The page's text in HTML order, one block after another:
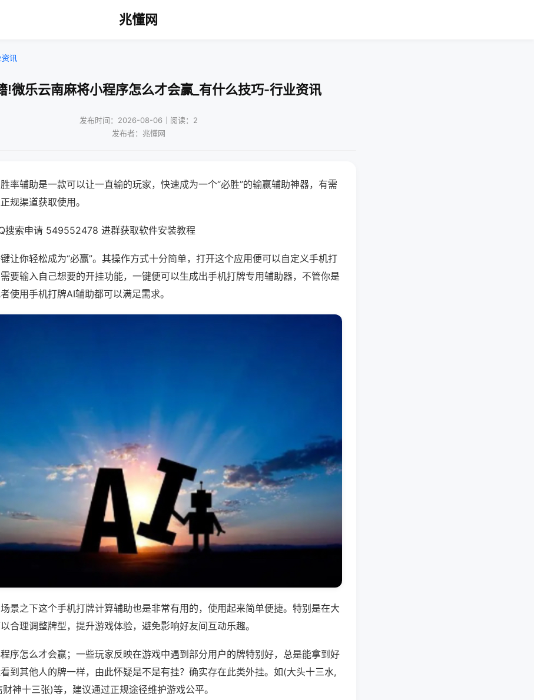
兆懂网
讯
!微乐云南麻将小程序怎么才会赢_有什么技巧-行业资讯
发布时间：2026-08-06｜阅读：2
发布者：兆懂网
率辅助是一款可以让一直输的玩家，快速成为一个“必胜”的输赢辅助神器，有需
规渠道获取使用。
搜索申请 549552478 进群获取软件安装教程
让你轻松成为“必赢”。其操作方式十分简单，打开这个应用便可以自定义手机打
要输入自己想要的开挂功能，一键便可以生成出手机打牌专用辅助器，不管你是
使用手机打牌AI辅助都可以满足需求。
景之下这个手机打牌计算辅助也是非常有用的，使用起来简单便捷。特别是在大
合理调整牌型，提升游戏体验，避免影响好友间互动乐趣。
序怎么才会赢；一些玩家反映在游戏中遇到部分用户的牌特别好，总是能拿到好
到其他人的牌一样，由此怀疑是不是有挂？确实存在此类外挂。如(大头十三水,
神十三张)等，建议通过正规途径维护游戏公平。